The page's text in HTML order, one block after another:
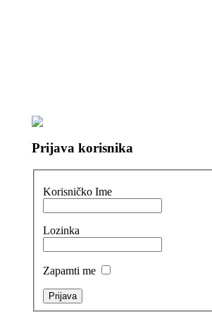
Prijava korisnika
Korisničko Ime
Lozinka
Zapamti me